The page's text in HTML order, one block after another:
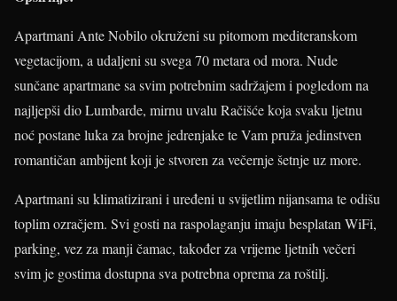
Apartmani Ante Nobilo okruženi su pitomom mediteranskom
vegetacijom, a udaljeni su svega 70 metara od mora. Nude
sunčane apartmane sa svim potrebnim sadržajem i pogledom na
najljepši dio Lumbarde, mirnu uvalu Račišće koja svaku ljetnu
noć postane luka za brojne jedrenjake te Vam pruža jedinstven
romantičan ambijent koji je stvoren za večernje šetnje uz more.
Apartmani su klimatizirani i uređeni u svijetlim nijansama te odišu
toplim ozračjem. Svi gosti na raspolaganju imaju besplatan WiFi,
parking, vez za manji čamac, također za vrijeme ljetnih večeri
svim je gostima dostupna sva potrebna oprema za roštilj.